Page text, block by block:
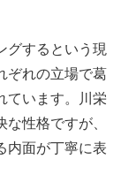
グするという現
ぞれの立場で葛
ています。川栄
性格ですが、
内面が丁寧に表